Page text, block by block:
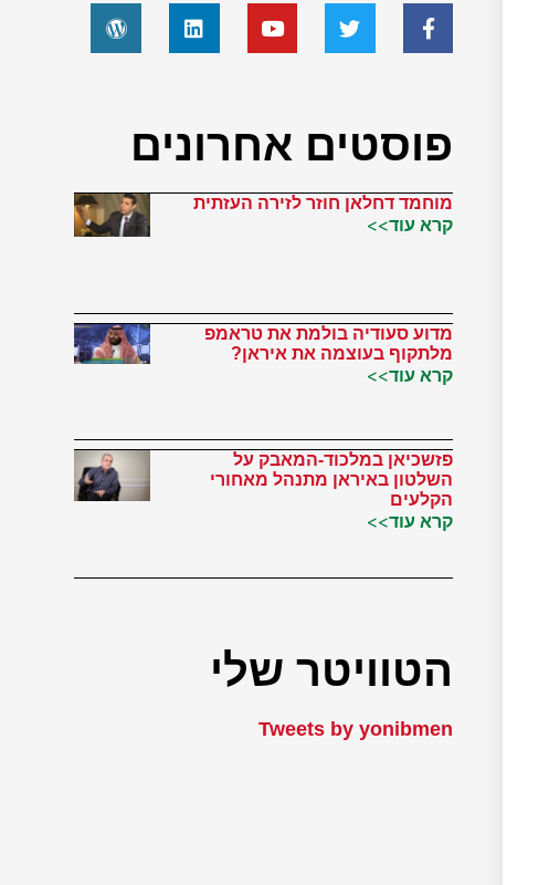
פוסטים אחרונים
מוחמד דחלאן חוזר לזירה העזתית
קרא עוד>>
מדוע סעודיה בולמת את טראמפ
מלתקוף בעוצמה את איראן?
קרא עוד>>
פזשכיאן במלכוד-המאבק על
השלטון באיראן מתנהל מאחורי
הקלעים
קרא עוד>>
הטוויטר שלי
Tweets by yonibmen